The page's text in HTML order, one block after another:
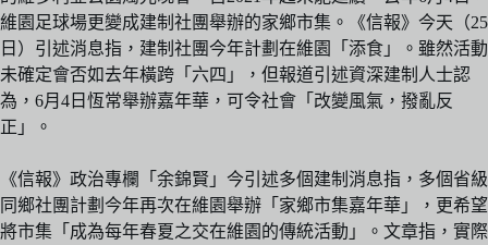
維園足球場更變成建制社團舉辦的家鄉市集。《信報》今天（25
日）引述消息指，建制社團今年計劃在維園「添食」。雖然活動
未確定會否如去年橫跨「六四」，但報道引述資深建制人士認
為，6月4日恆常舉辦嘉年華，可令社會「改變風氣，撥亂反
正」。
《信報》政治專欄「余錦賢」今引述多個建制消息指，多個省級
同鄉社團計劃今年再次在維園舉辦「家鄉市集嘉年華」，更希望
將市集「成為每年春夏之交在維園的傳統活動」。文章指，實際